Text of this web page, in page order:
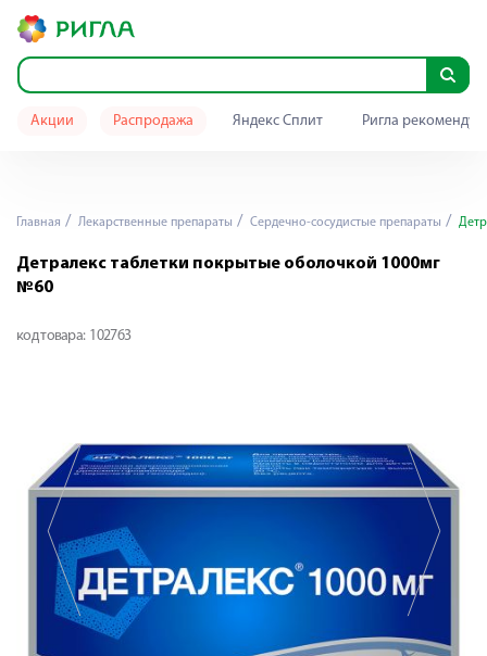
Акции Распродажа Яндекс Сплит Ригла
Главная Лекарственные препараты Сердечно-сосудистые препараты
Детралекс таблетки покрытые оболочкой 1000мг
№60
код товара: 102763